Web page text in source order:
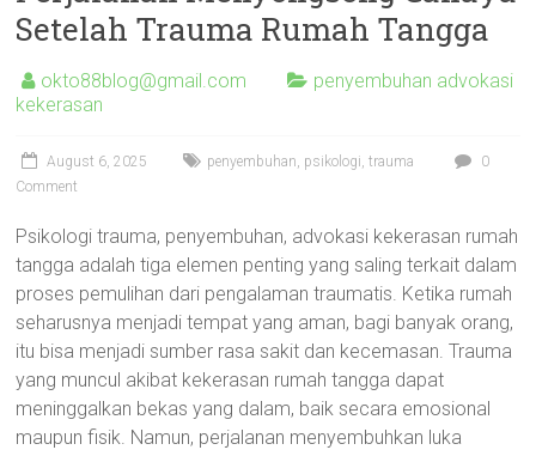
Setelah Trauma Rumah Tangga
okto88blog@gmail.com
penyembuhan advokasi
kekerasan
August 6, 2025 penyembuhan, psikologi,trauma
0
Comment
Psikologi trauma, penyembuhan, advokasi kekerasan rumah
tangga adalah tiga elemen penting yang saling terkait dalam
proses pemulihan dari pengalaman traumatis. Ketika rumah
seharusnya menjadi tempat yang aman, bagi banyak orang,
itu bisa menjadi sumber rasa sakit dan kecemasan. Trauma
yang muncul akibat kekerasan rumah tangga dapat
meninggalkan bekas yang dalam, baik secara emosional
maupun fisik. Namun, perjalanan menyembuhkan luka